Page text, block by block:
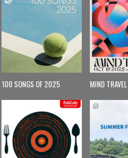
100 SONGS OF 2025 MIND TRAVEL